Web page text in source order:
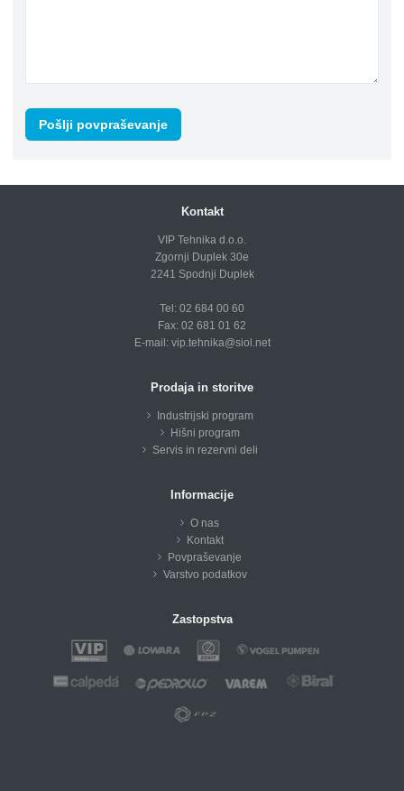
Kontakt
VIP Tehnika d.o.o.
Zgornji Duplek 30e
2241 Spodnji Duplek
Tel: 02 684 00 60
Fax: 02 681 01 62
E-mail: vip.tehnika@siol.net
Prodaja in storitve
Industrijski program
Hišni program
Servis in rezervni deli
Informacije
O nas
Kontakt
Povpraševanje
Varstvo podatkov
Zastopstva